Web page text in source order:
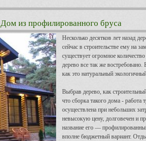
Дом из профилированного бруса
Несколько десятков лет назад
сейчас в строительстве ему на
существует огромное
дерево все так же востребовано.
как это натуральный
Выбрав дерево, как
что сборка такого дома - работа
осуществлена при небольших
невысокую цену, долговечен и
название его —
вполне бюджетный вариант.